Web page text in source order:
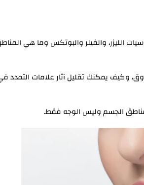
الليزر، والفيلر والبوتكس وما هي
وكيف يمكنك تقليل آثار علامات التمدد
الجسم وليس الوجه فقط.